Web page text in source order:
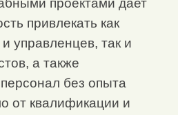
проектами дает
привлекать как
управленцев, так и
а также
без опыта
от квалификации и